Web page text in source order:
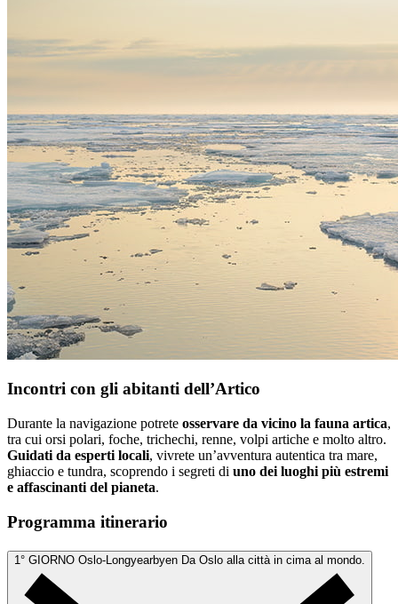
Incontri con gli abitanti dell’Artico
Durante la navigazione potrete osservare da vicino la fauna artica,
tra cui orsi polari, foche, trichechi, renne, volpi artiche e molto altro.
Guidati da esperti locali, vivrete un’avventura autentica tra mare,
ghiaccio e tundra, scoprendo i segreti di uno dei luoghi più estremi
e affascinanti del pianeta.
Programma itinerario
1° GIORNO Oslo-Longyearbyen Da Oslo alla città in cima al mondo.